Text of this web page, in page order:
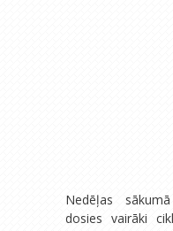
Nedēļas
dosies vairāki